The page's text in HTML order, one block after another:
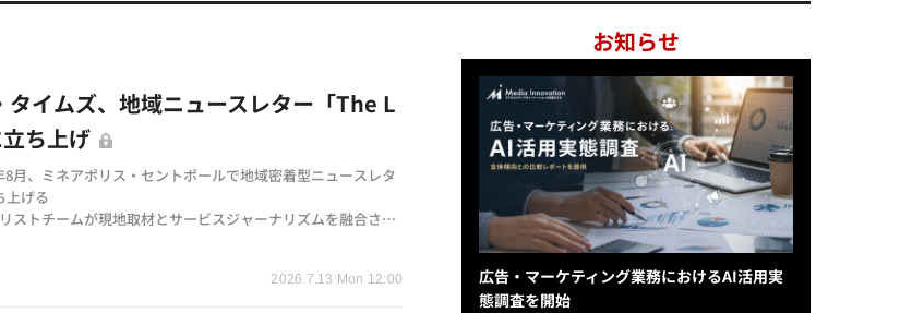
2026.7.13 Mon 12:00
タイムズ、地域ニュースレター「The L
ち上げ
8月、ミネアポリス・セントポールで地域密着型ニュースレタ
上げる
ストチームが現地取材とサービスジャーナリズムを融合させ
予定
ナーとして位置付け、協業を通じて全米への展開モデルを構
お知らせ
広告・マーケティング業務におけるAI活用実
態調査を開始